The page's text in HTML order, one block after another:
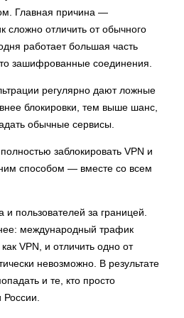
Главная причина —
сложно отличить от обычного
работает большая часть
зашифрованные соединения.
регулярно дают ложные
блокировки, тем выше шанс,
обычные сервисы.
заблокировать VPN и
способом — вместе со всем
пользователей за границей.
международный трафик
VPN, и отличить одно от
невозможно. В результате
и те, кто просто